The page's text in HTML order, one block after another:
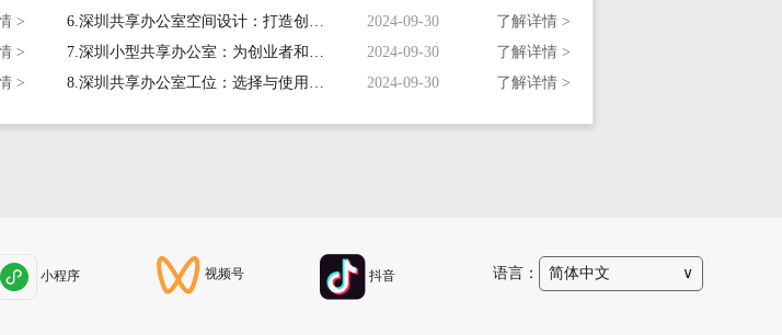
>
>
>
6.深圳共享办公室空间设计：打造创新协作的办公空间
2024-09-30
了解详情 >
7.深圳小型共享办公室：为创业者和小型企业量身定制
2024-09-30
了解详情 >
8.深圳共享办公室工位：选择与使用指南
2024-09-30 了解详情 >
小程序 视频号 抖音 语言： 简体中文 ∨